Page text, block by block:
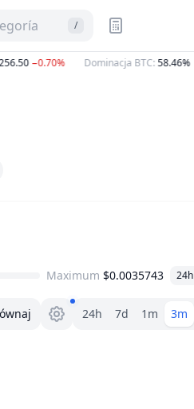
/
−0.70% Dominacja BTC:58.46%
Maximum $0.0035743 24h
Wybór zakresu.
24h 7d 1m 3m